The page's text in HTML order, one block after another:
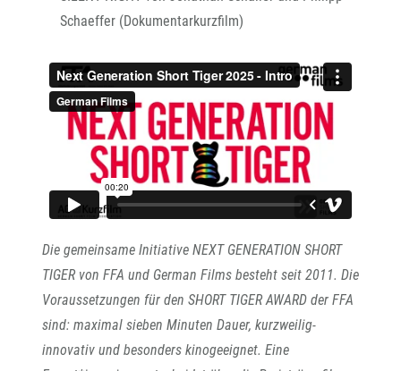
Schaeffer (Dokumentarkurzfilm)
Die gemeinsame Initiative NEXT GENERATION SHORT
TIGER von FFA und German Films besteht seit 2011. Die
Voraussetzungen für den SHORT TIGER AWARD der FFA
sind: maximal sieben Minuten Dauer, kurzweilig-
innovativ und besonders kinogeeignet. Eine